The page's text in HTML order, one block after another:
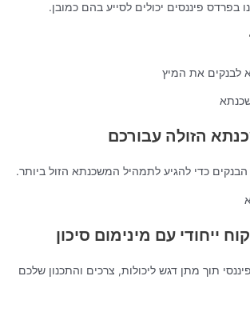
בפרדס פיננסים יכולים לסייע בהם כמובן.
לבנקים את המיץ
הזולה עבורכם
כדי להגיע לתמהיל המשכנתא הזול ביותר.
ייחודי עם מינימום סיכון
תוך מתן דגש ליכולות, צרכים והתכנון שלכם